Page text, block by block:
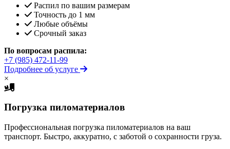
Распил по вашим размерам
Точность до 1 мм
Любые объёмы
Срочный заказ
По вопросам распила:
+7 (985) 472-11-99
Подробнее об услуге
×
Погрузка пиломатериалов
Профессиональная погрузка пиломатериалов на ваш
транспорт. Быстро, аккуратно, с заботой о сохранности груза.